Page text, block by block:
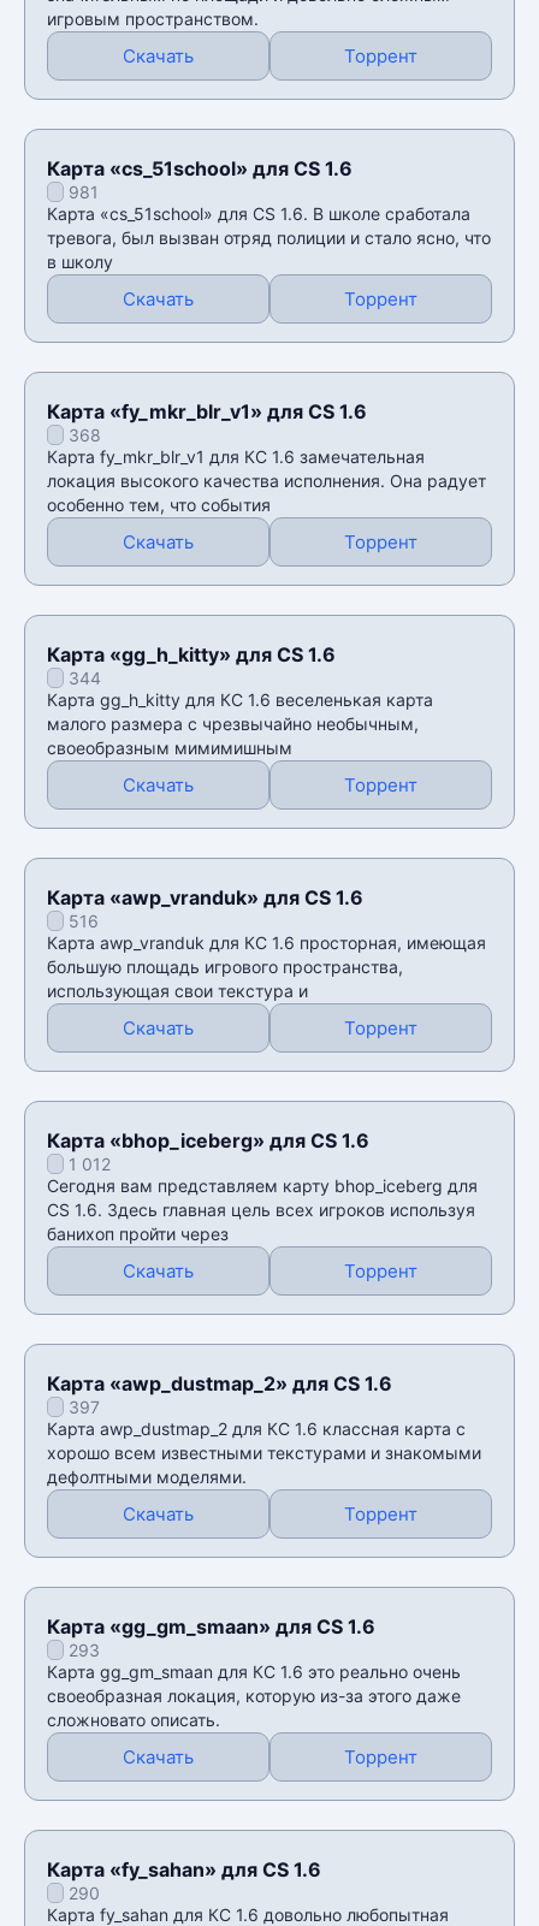
игровым пространством.
Скачать Торрент
Карта «cs_51school» для CS 1.6
981
Карта «cs_51school» для CS 1.6. В школе сработала
тревога, был вызван отряд полиции и стало ясно, что
в школу
Скачать Торрент
Карта «fy_mkr_blr_v1» для CS 1.6
368
Карта fy_mkr_blr_v1 для КС 1.6 замечательная
локация высокого качества исполнения. Она радует
особенно тем, что события
Скачать Торрент
Карта «gg_h_kitty» для CS 1.6
344
Карта gg_h_kitty для КС 1.6 веселенькая карта
малого размера с чрезвычайно необычным,
своеобразным мимимишным
Скачать Торрент
Карта «awp_vranduk» для CS 1.6
516
Карта awp_vranduk для КС 1.6 просторная, имеющая
большую площадь игрового пространства,
использующая свои текстура и
Скачать Торрент
Карта «bhop_iceberg» для CS 1.6
1 012
Сегодня вам представляем карту bhop_iceberg для
CS 1.6. Здесь главная цель всех игроков используя
банихоп пройти через
Скачать Торрент
Карта «awp_dustmap_2» для CS 1.6
397
Карта awp_dustmap_2 для КС 1.6 классная карта с
хорошо всем известными текстурами и знакомыми
дефолтными моделями.
Скачать Торрент
Карта «gg_gm_smaan» для CS 1.6
293
Карта gg_gm_smaan для КС 1.6 это реально очень
своеобразная локация, которую из-за этого даже
сложновато описать.
Скачать Торрент
Карта «fy_sahan» для CS 1.6
290
Карта fy_sahan для КС 1.6 довольно любопытная